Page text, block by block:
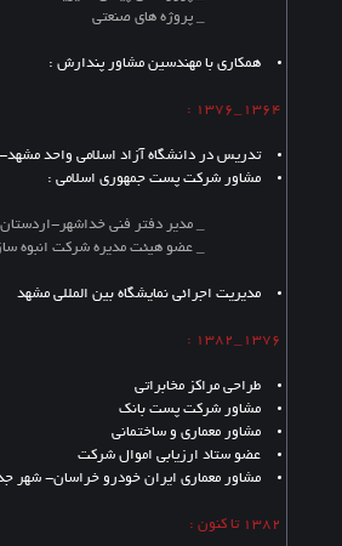
_ پروژه های صنعتی
همکاری با مهندسین مشاور پندارش :
1364_1376 :
تدریس در دانشگاه آزاد اسلامی واحد مشهد-
مشاور شرکت پست جمهوری اسلامی :
_ مدیر دفتر فنی خداشهر-اردستان
_ عضو هیئت مدیره شرکت انبوه
مدیریت اجرائی نمایشگاه بین المللی مشهد
1376_1382 :
طراحی مراکز مخابراتی
مشاور شرکت پست بانک
مشاور معماری و ساختمانی
عضو ستاد ارزیابی اموال شرکت
مشاور معماری ایران خودرو خراسان- شهر
1382 تا کنون :